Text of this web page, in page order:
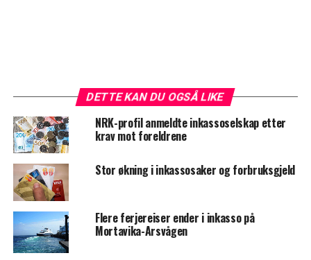
DETTE KAN DU OGSÅ LIKE
NRK-profil anmeldte inkassoselskap etter
krav mot foreldrene
Stor økning i inkassosaker og forbruksgjeld
Flere ferjereiser ender i inkasso på
Mortavika-Arsvågen